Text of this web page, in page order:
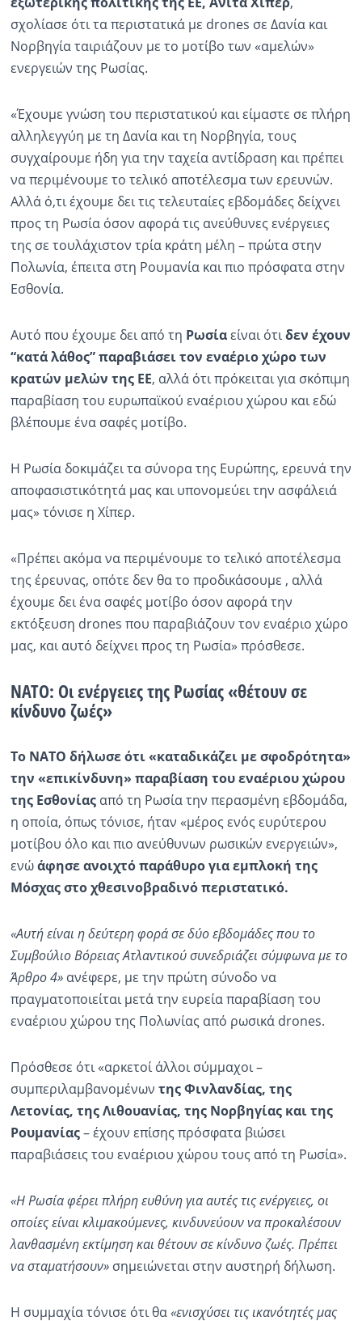
σχολίασε ότι τα περιστατικά με drones σε Δανία και
Νορβηγία ταιριάζουν με το μοτίβο των «αμελών»
ενεργειών της Ρωσίας.
«Έχουμε γνώση του περιστατικού και είμαστε σε πλήρη
αλληλεγγύη με τη Δανία και τη Νορβηγία, τους
συγχαίρουμε ήδη για την ταχεία αντίδραση και πρέπει
να περιμένουμε το τελικό αποτέλεσμα των ερευνών.
Αλλά ό,τι έχουμε δει τις τελευταίες εβδομάδες δείχνει
προς τη Ρωσία όσον αφορά τις ανεύθυνες ενέργειες
της σε τουλάχιστον τρία κράτη μέλη – πρώτα στην
Πολωνία, έπειτα στη Ρουμανία και πιο πρόσφατα στην
Εσθονία.
Αυτό που έχουμε δει από τη Ρωσίαείναι ότιδεν έχουν
“κατά λάθος” παραβιάσει τον εναέριο χώρο των
κρατών μελών της ΕΕ, αλλά ότι πρόκειται για σκόπιμη
παραβίαση του ευρωπαϊκού εναέριου χώρου και εδώ
βλέπουμε ένα σαφές μοτίβο.
Η Ρωσία δοκιμάζει τα σύνορα της Ευρώπης, ερευνά την
αποφασιστικότητά μας και υπονομεύει την ασφάλειά
μας» τόνισε η Χίπερ.
«Πρέπει ακόμα να περιμένουμε το τελικό αποτέλεσμα
της έρευνας, οπότε δεν θα το προδικάσουμε , αλλά
έχουμε δει ένα σαφές μοτίβο όσον αφορά την
εκτόξευση drones που παραβιάζουν τον εναέριο χώρο
μας, και αυτό δείχνει προς τη Ρωσία» πρόσθεσε.
ΝΑΤΟ: Οι ενέργειες της Ρωσίας «θέτουν σε
κίνδυνο ζωές»
Το ΝΑΤΟ δήλωσε ότι «καταδικάζει με σφοδρότητα»
την «επικίνδυνη» παραβίαση του εναέριου χώρου
της Εσθονίαςαπό τη Ρωσία την περασμένη εβδομάδα,
η οποία, όπως τόνισε, ήταν «μέρος ενός ευρύτερου
μοτίβου όλο και πιο ανεύθυνων ρωσικών ενεργειών»,
ενώάφησε ανοιχτό παράθυρο για εμπλοκή της
Μόσχας στο χθεσινοβραδινό περιστατικό.
«Αυτή είναι η δεύτερη φορά σε δύο εβδομάδες που το
Συμβούλιο Βόρειας Ατλαντικού συνεδριάζει σύμφωνα με το
Άρθρο 4»ανέφερε, με την πρώτη σύνοδο να
πραγματοποιείται μετά την ευρεία παραβίαση του
εναέριου χώρου της Πολωνίας από ρωσικά drones.
Πρόσθεσε ότι «αρκετοί άλλοι σύμμαχοι –
συμπεριλαμβανομένων της Φινλανδίας, της
Λετονίας, της Λιθουανίας, της Νορβηγίας και της
Ρουμανίας– έχουν επίσης πρόσφατα βιώσει
παραβιάσεις του εναέριου χώρου τους από τη Ρωσία».
«Η Ρωσία φέρει πλήρη ευθύνη για αυτές τις ενέργειες, οι
οποίες είναι κλιμακούμενες, κινδυνεύουν να προκαλέσουν
λανθασμένη εκτίμηση και θέτουν σε κίνδυνο ζωές. Πρέπει
να σταματήσουν»σημειώνεται στην αυστηρή δήλωση.
Η συμμαχία τόνισε ότι θα«ενισχύσει τις ικανότητές μας